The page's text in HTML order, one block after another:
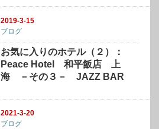
2019-3-15
ブログ
お気に入りのホテル（２）：
Peace Hotel 和平飯店 上
海 －その３－ JAZZ BAR
2021-3-20
ブログ